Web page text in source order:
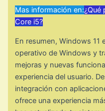
Mas información en:¿Qué
Core i5?
En resumen, Windows 11
operativo de Windows y
mejoras y nuevas
experiencia del usuario.
integración con
ofrece una experiencia